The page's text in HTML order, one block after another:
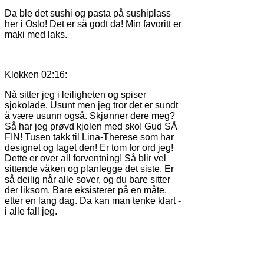
Da ble det sushi og pasta på sushiplass
her i Oslo! Det er så godt da! Min favoritt er
maki med laks.
Klokken 02:16:
Nå sitter jeg i leiligheten og spiser
sjokolade. Usunt men jeg tror det er sundt
å være usunn også. Skjønner dere meg?
Så har jeg prøvd kjolen med sko! Gud SÅ
FIN! Tusen takk til Lina-Therese som har
designet og laget den! Er tom for ord jeg!
Dette er over all forventning! Så blir vel
sittende våken og planlegge det siste. Er
så deilig når alle sover, og du bare sitter
der liksom. Bare eksisterer på en måte,
etter en lang dag. Da kan man tenke klart -
i alle fall jeg.